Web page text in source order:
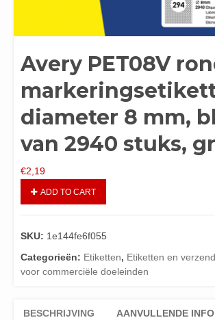
Avery PET08V
diameter 8 mm,
van 2940 stuks,
€2,19
ADD TO CART
SKU: 1e144fe6f055
Categorieën: Etiketten, Etiketten en
voor commerciële doeleinden
BESCHRIJVING AANVULLENDE